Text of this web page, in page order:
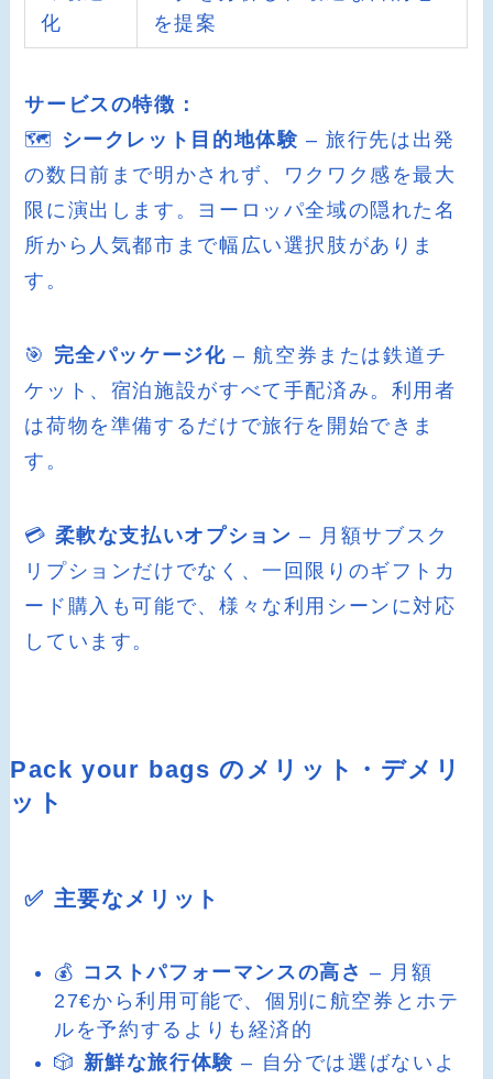
化
を提案
サービスの特徴：
🗺️ シークレット目的地体験 – 旅行先は出発
の数日前まで明かされず、ワクワク感を最大
限に演出します。ヨーロッパ全域の隠れた名
所から人気都市まで幅広い選択肢がありま
す。
🎯 完全パッケージ化 – 航空券または鉄道チ
ケット、宿泊施設がすべて手配済み。利用者
は荷物を準備するだけで旅行を開始できま
す。
💳 柔軟な支払いオプション – 月額サブスク
リプションだけでなく、一回限りのギフトカ
ード購入も可能で、様々な利用シーンに対応
しています。
Pack your bags のメリット・デメリ
ット
✅ 主要なメリット
💰 コストパフォーマンスの高さ – 月額
27€から利用可能で、個別に航空券とホテ
ルを予約するよりも経済的
🎲 新鮮な旅行体験 – 自分では選ばないよ